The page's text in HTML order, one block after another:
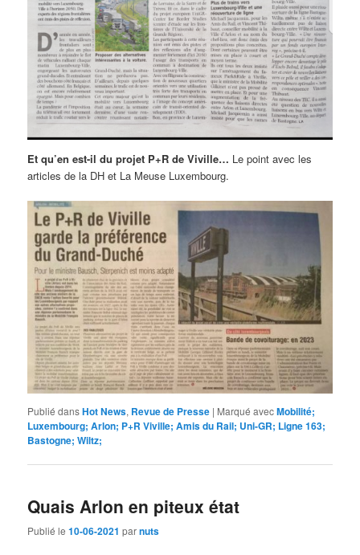
Et qu’en est-il du projet P+R de Viville… Le point avec les
articles de la DH et La Meuse Luxembourg.
Publié dansHot News, Revue de Presse | Marqué avecMobilité;
Luxembourg; Arlon; P+R Viville; Amis du Rail; Uni-GR; Ligne 163;
Bastogne; Wiltz;
Quais Arlon en piteux état
Publié le10-06-2021 parnuts